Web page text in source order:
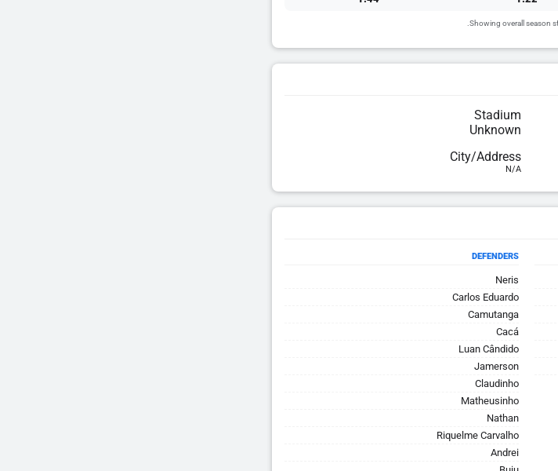
Stadium
Unknown
City/Address
N/A
DEFENDERS
Neris
Carlos Eduardo
Camutanga
Cacá
Luan Cândido
Jamerson
Claudinho
Matheusinho
Nathan
Riquelme Carvalho
Andrei